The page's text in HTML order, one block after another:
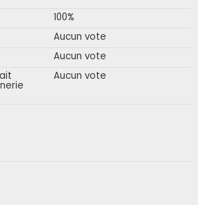
100%
Aucun vote
Aucun vote
Aucun vote